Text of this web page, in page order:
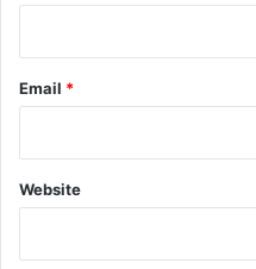
Email *
Website